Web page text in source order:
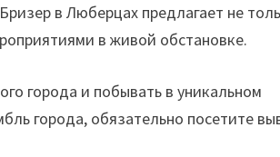
в Люберцах предлагает не
в живой обстановке.
города и побывать в уникальном
города, обязательно посетите